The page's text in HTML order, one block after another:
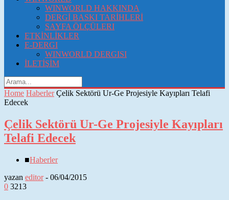
WINWORLD HAKKINDA
DERGİ BASKI TARİHLERİ
SAYFA ÖLÇÜLERI
ETKİNLİKLER
E-DERGI
WINWORLD DERGISI
İLETİŞİM
Home Haberler Çelik Sektörü Ur-Ge Projesiyle Kayıpları Telafi
Edecek
Çelik Sektörü Ur-Ge Projesiyle Kayıpları
Telafi Edecek
■Haberler
yazan editor- 06/04/2015
0 3213